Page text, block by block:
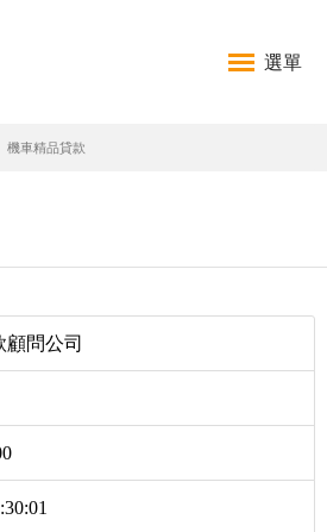
選單
機車精品貸款
問公司